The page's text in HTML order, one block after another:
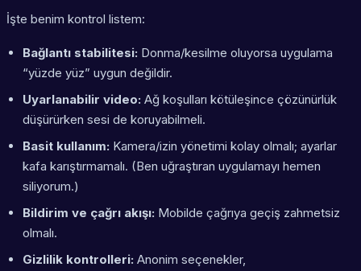
İşte benim kontrol listem:
Bağlantı stabilitesi: Donma/kesilme oluyorsa uygulama
“yüzde yüz” uygun değildir.
Uyarlanabilir video: Ağ koşulları kötüleşince çözünürlük
düşürürken sesi de koruyabilmeli.
Basit kullanım: Kamera/izin yönetimi kolay olmalı; ayarlar
kafa karıştırmamalı. (Ben uğraştıran uygulamayı hemen
siliyorum.)
Bildirim ve çağrı akışı: Mobilde çağrıya geçiş zahmetsiz
olmalı.
Gizlilik kontrolleri: Anonim seçenekler,